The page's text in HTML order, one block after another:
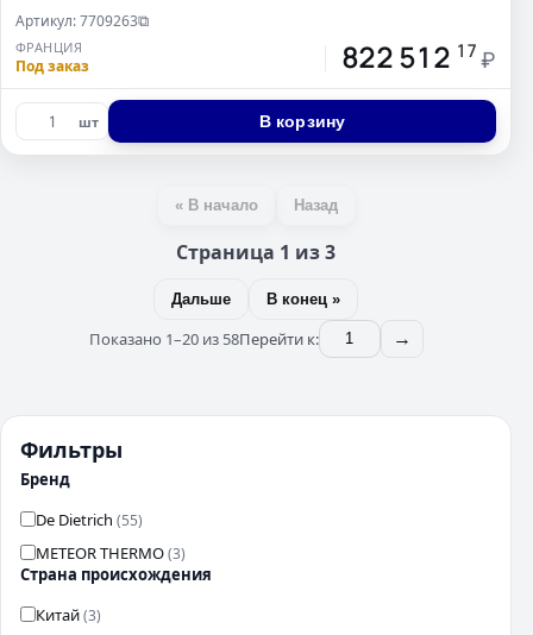
Фильтры
Бренд
De Dietrich (55)
METEOR THERMO(3)
Страна происхождения
Китай(3)
Артикул: 7709263⧉
ФРАНЦИЯ
Под заказ 822 512 17 ₽
шт В корзину
« В начало Назад
Страница 1 из 3
Дальше В конец »
Показано 1–20 из 58Перейти к: →